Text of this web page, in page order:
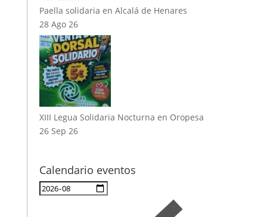
Paella solidaria en Alcalá de Henares
28 Ago 26
XIII Legua Solidaria Nocturna en Oropesa
26 Sep 26
Calendario eventos